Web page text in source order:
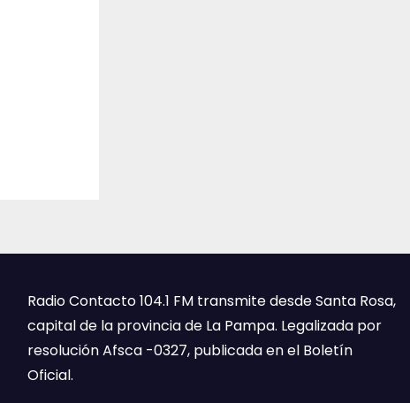
Radio Contacto 104.1 FM transmite desde Santa Rosa,
capital de la provincia de La Pampa. Legalizada por
resolución Afsca -0327, publicada en el Boletín
Oficial.